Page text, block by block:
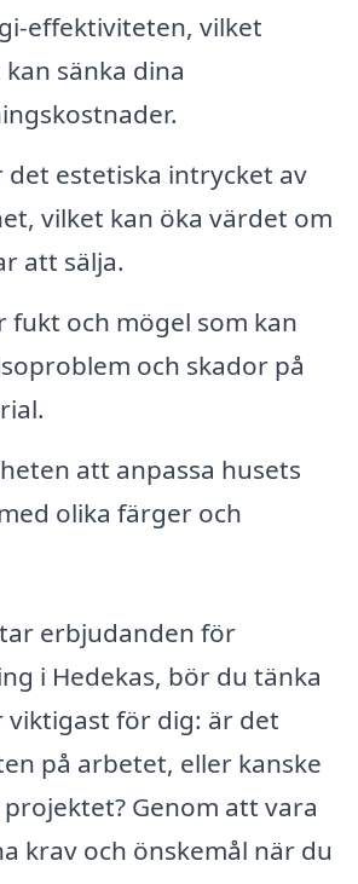
effektiviteten, vilket
sänka dina
estetiska intrycket av
vilket kan öka värdet om
att sälja.
fukt och mögel som kan
och skador på
att anpassa husets
olika färger och
erbjudanden för
i Hedekas, bör du tänka
viktigast för dig: är det
på arbetet, eller kanske
Genom att vara
krav och önskemål när du